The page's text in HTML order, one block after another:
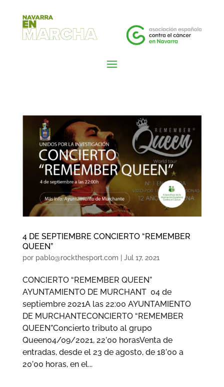
4 DE SEPTIEMBRE CONCIERTO “REMEMBER
QUEEN”
por pablo@rockthesport.com | Jul 17, 2021
CONCIERTO “REMEMBER QUEEN”
AYUNTAMIENTO DE MURCHANT 04 de
septiembre 2021A las 22:00 AYUNTAMIENTO
DE MURCHANTECONCIERTO “REMEMBER
QUEEN”Concierto tributo al grupo
Queen04/09/2021, 22’00 horasVenta de
entradas, desde el 23 de agosto, de 18’00 a
20’00 horas, en el...